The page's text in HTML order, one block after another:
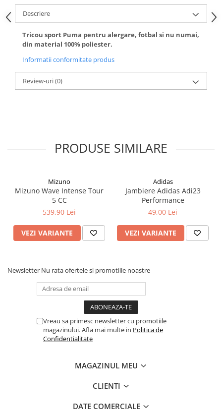
Descriere
Tricou sport Puma pentru alergare, fotbal si nu numai,
din material 100% poliester.
Informatii conformitate produs
Review-uri(0)
PRODUSE SIMILARE
Mizuno
Mizuno Wave Intense Tour
5 CC
539,90 Lei
VEZI VARIANTE
Adidas
Jambiere Adidas Adi23
Performance
49,00 Lei
VEZI VARIANTE
Newsletter Nu rata ofertele si promotiile noastre
Vreau sa primesc newsletter cu promotiile
magazinului. Afla mai multe in Politica de
Confidentialitate
MAGAZINUL MEU
CLIENTI
DATE COMERCIALE